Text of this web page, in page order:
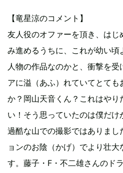
【竜星涼のコメント】
友人役のオファーを頂き、はじ
み進めるうちに、これが幼い
人物の作品なのかと、衝撃を
アに溢（あふ）れていてとて
か？岡山天音くん？これはやり
い！そう思っていたのは僕だけ
過酷な山での撮影ではありま
ョンのお陰（かげ）でより壮大
す。藤子・F・不二雄さんのド